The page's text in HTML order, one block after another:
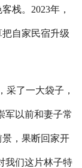
栈。2023年，
自家民宿升级
了一大袋子，
军以前和妻子常
，果断回家开
我们这片林子特